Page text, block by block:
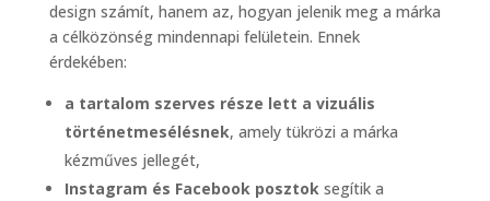
design számít, hanem az, hogyan jelenik meg a márka
a célközönség mindennapi felületein. Ennek
érdekében:
a tartalom szerves része lett a vizuális
történetmesélésnek, amely tükrözi a márka
kézműves jellegét,
Instagram és Facebook posztoksegítik a